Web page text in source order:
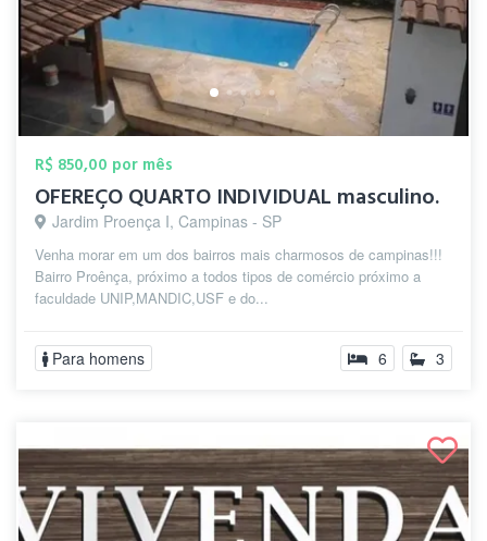
R$ 850,00 por mês
OFEREÇO QUARTO INDIVIDUAL masculino.
Jardim Proença I, Campinas - SP
Venha morar em um dos bairros mais charmosos de campinas!!!
Bairro Proênça, próximo a todos tipos de comércio próximo a
faculdade UNIP,MANDIC,USF e do...
Para homens 6 3